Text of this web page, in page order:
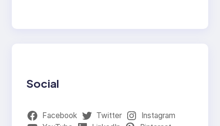
Social
Facebook Twitter
Instagram